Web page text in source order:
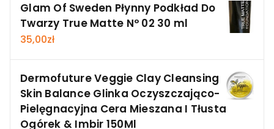
Glam Of Sweden Płynny Podkład Do
Twarzy True Matte Nº 02 30 ml
35,00zł
Dermofuture Veggie Clay Cleansing
Skin Balance Glinka Oczyszczająco-
Pielęgnacyjna Cera Mieszana I Tłusta
Ogórek & Imbir 150Ml